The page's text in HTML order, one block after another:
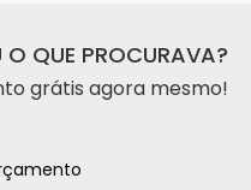
O QUE PROCURAVA?
grátis agora mesmo!